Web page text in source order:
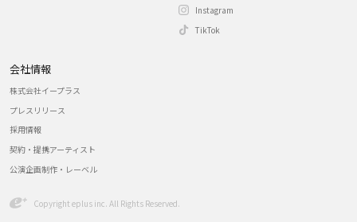
Instagram
TikTok
会社情報
株式会社イープラス
プレスリリース
採用情報
契約・提携アーティスト
公演企画制作・レーベル
Copyright eplus inc. All Rights Reserved.